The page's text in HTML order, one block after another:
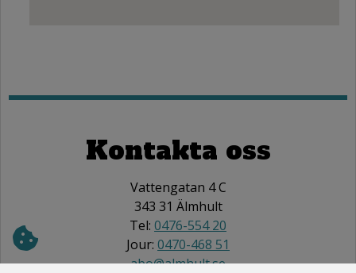
Kontakta oss
Vattengatan 4 C
343 31 Älmhult
Tel: 0476-554 20
Jour: 0470-468 51
abo@almhult.se